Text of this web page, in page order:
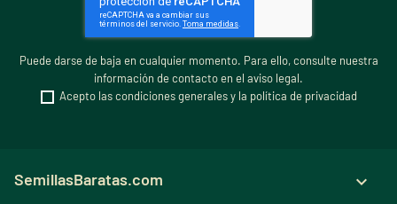
Puede darse de baja en cualquier momento. Para ello, consulte nuestra
información de contacto en el aviso legal.
Acepto las condiciones generales y la política de privacidad
SemillasBaratas.com 